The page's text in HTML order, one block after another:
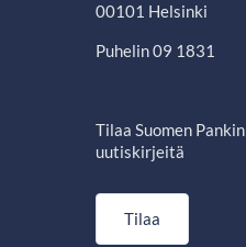
00101 Helsinki
Puhelin 09 1831
Tilaa Suomen Pankin
uutiskirjeitä
Tilaa